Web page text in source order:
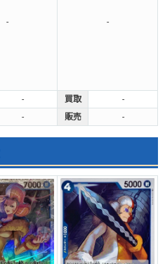
- -
- 買取
-
- 販売 -